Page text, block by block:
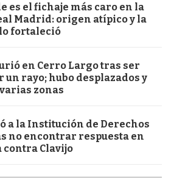
es el fichaje más caro en la
Madrid: origen atípico y la
fortaleció
en Cerro Largo tras ser
un rayo; hubo desplazados y
zonas
a la Institución de Derechos
no encontrar respuesta en
contra Clavijo